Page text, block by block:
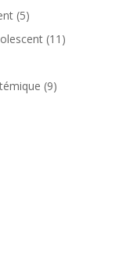
(5)
(11)
(9)